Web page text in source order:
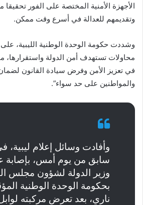
الأجهزة الأمنية المختصة على الفور تحقيقا
وتقديمهم للعدالة في أسرع وقت ممكن.
وشددت حكومة الوحدة الوطنية الليبية، على
محاولات تستهدف أمن الدولة واستقرارها،
في تعزيز الأمن وفرض سيادة القانون
والمواطنين على حد سواء”.
وأفادت وسائل إعلام
سابق من يوم أمس، بإصابة
وزير الدولة لشؤون مجلس
بحكومة الوحدة الوطنية
ناري، بعد تعرض مركبته